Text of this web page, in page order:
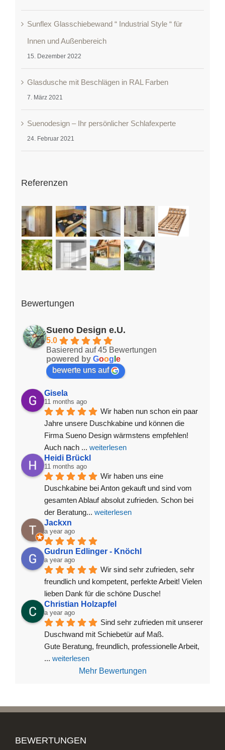
Sunflex Glasschiebewand “ Industrial Style “ für
Innen und Außenbereich
15. Dezember 2022
Glasdusche mit Beschlägen in RAL Farben
7. März 2021
Suenodesign – Ihr persönlicher Schlafexperte
24. Februar 2021
Referenzen
Bewertungen
Sueno Design e.U.
5.0
Basierend auf 45 Bewertungen
powered by Goog e
bewerte uns auf
Gisela
11 months ago
Wir haben nun schon ein paar
Jahre unsere Duschkabine und können die
Firma Sueno Design wärmstens empfehlen!
Auch nach ... weiterlesen
Heidi Brückl
11 months ago
Wir haben uns eine
Duschkabine bei Anton gekauft und sind vom
gesamten Ablauf absolut zufrieden. Schon bei
der Beratung... weiterlesen
Jackxn
a year ago
Gudrun Edlinger - Knöchl
a year ago
Wir sind sehr zufrieden, sehr
freundlich und kompetent, perfekte Arbeit! Vielen
lieben Dank für die schöne Dusche!
Christian Holzapfel
a year ago
Sind sehr zufrieden mit unserer
Duschwand mit Schiebetür auf Maß.
... weiterlesen
Mehr Bewertungen
BEWERTUNGEN